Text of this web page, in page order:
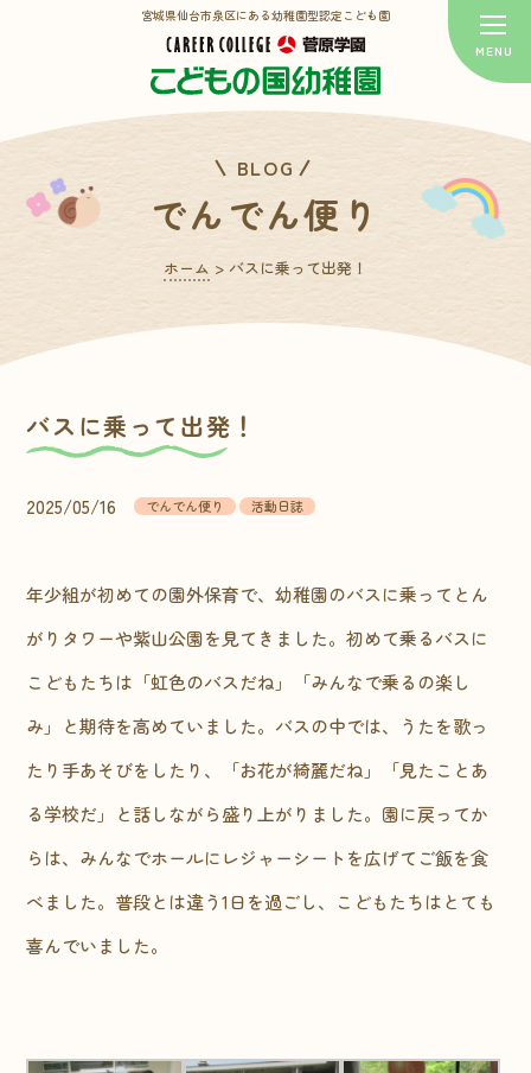
宮城県仙台市泉区にある幼稚園型認定こども園
BLOG
でんでん便り
ホーム > バスに乗って出発！
バスに乗って出発！
2025/05/16 でんでん便り 活動日誌
年少組が初めての園外保育で、幼稚園のバスに乗ってとん
がりタワーや紫山公園を見てきました。初めて乗るバスに
こどもたちは「虹色のバスだね」「みんなで乗るの楽し
み」と期待を高めていました。バスの中では、うたを歌っ
たり手あそびをしたり、「お花が綺麗だね」「見たことあ
る学校だ」と話しながら盛り上がりました。園に戻ってか
らは、みんなでホールにレジャーシートを広げてご飯を食
べました。普段とは違う1日を過ごし、こどもたちはとても
喜んでいました。